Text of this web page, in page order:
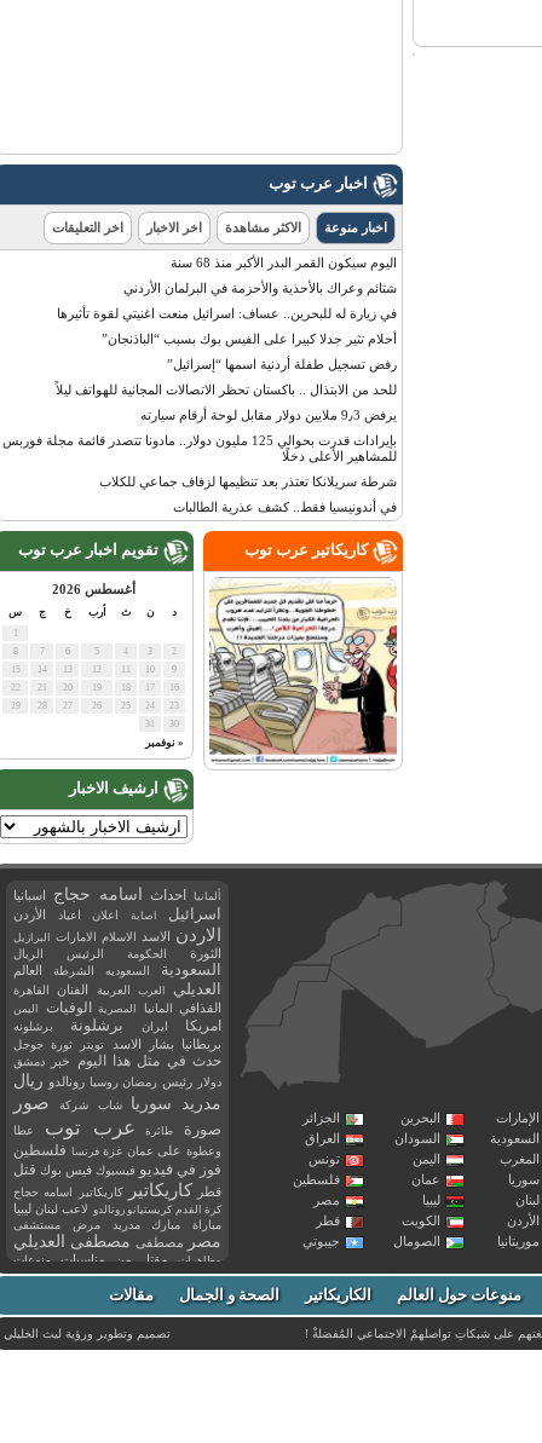
اخبار عرب توب
اخبار منوعة الاكثر مشاهدة اخر الاخبار اخر التعليقات
اليوم سيكون القمر البدر الأكبر منذ 68 سنة
شتائم وعراك بالأحذية والأحزمة في البرلمان الأردني
في زيارة له للبحرين.. عساف: اسرائيل منعت اغنيتي لقوة تأثيرها
أحلام تثير جدلا كبيرا على الفيس بوك بسبب “الباذنجان”
رفض تسجيل طفلة أردنية اسمها “إسرائيل”
للحد من الابتذال .. باكستان تحظر الاتصالات المجانية للهواتف ليلاً
يرفض 9٫3 ملايين دولار مقابل لوحة أرقام سيارته
بإيرادات قدرت بحوالي 125 مليون دولار.. مادونا تتصدر قائمة مجلة فوربس
للمشاهير الأعلى دخلًا
شرطة سريلانكا تعتذر بعد تنظيمها لزفاف جماعي للكلاب
في أندونيسيا فقط.. كشف عذرية الطالبات
تقويم اخبار عرب توب
أغسطس 2026
أرب س
« نوفمبر
ارشيف الاخبار
كاريكاتير عرب توب
البحرين
الجزائر
السودان
العراق
اليمن
تونس
عمان
فلسطين
ليبيا
مصر
الكويت
قطر
الصومال جيبوتي
ألمانيا احداث اسامه حجاج اسبانيا
اسرائيل اصابة اعلان اعياد الأردن
الاردن الاسد الاسلام الامارات البرازيل
الثورة الحكومة الرئيس الريال
السعودية السعوديه الشرطة العالم
العديلي العرب العربية الفنان القاهرة
القذافي المانيا المصرية الوفيات اليمن
امريكا ايران برشلونة برشلونه
بريطانيا بشار الاسد تويتر ثورة جوجل
حدث في مثل هذا اليوم خبر دمشق
دولار رئيس رمضان روسيا رونالدو ريال
مدريد
سوريا شاب شركة صور
صورة طائرة عرب توب
عطا
وعطوة على عمان غزة فرنسا فلسطين
فوز في فيديو فيسبوك فيس بوك قتل
قطر كاريكاتير كاريكاتير اسامه حجاج
كرة القدم كريستيانو رونالدو لاعب لبنان ليبيا
مباراة مبارك مدريد مرض مستشفى
مصر مصطفى مصطفى العديلي
مظاهرات مقتل من مناسبات
منوعات
مواليد
موت ميسي ميلان نادي نشر
وفاة وفيات يوتيوب منوعات حول العالم الكاريكاتير الصحة و الجمال مقالات
على شبكاتِ تواصلهمْ الاجتماعي المُفضلةْ ! تصميم وتطوير ورؤيةليث الخليلي